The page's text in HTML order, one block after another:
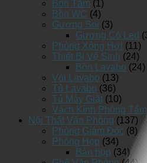
Bồn Tắm (1)
Bồn WC (4)
Gương Soi (3)
Gương Có Led
Phòng Xông Hơi (11)
Thiết Bị Vệ Sinh (24)
Bồn Lavabo (24)
Vòi Lavabo (13)
Tủ Lavabo (36)
Tủ Máy Giặt (10)
Vách Kính Phòng Tắm
Nội Thất Văn Phòng (137)
Phòng Giám Đốc (8)
Phòng Họp (34)
Bàn họp (34)